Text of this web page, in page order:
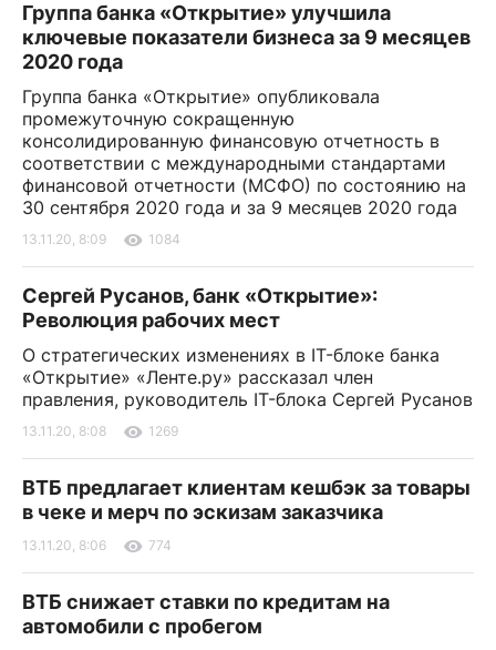
Группа банка «Открытие» улучшила
ключевые показатели бизнеса за 9 месяцев
2020 года
Группа банка «Открытие» опубликовала
промежуточную сокращенную
консолидированную финансовую отчетность в
соответствии с международными стандартами
финансовой отчетности (МСФО) по состоянию на
30 сентября 2020 года и за 9 месяцев 2020 года
13.11.20, 8:09 1084
Сергей Русанов, банк «Открытие»:
Революция рабочих мест
О стратегических изменениях в IT-блоке банка
«Открытие» «Ленте.ру» рассказал член
правления, руководитель IT-блока Сергей Русанов
13.11.20, 8:08 1269
ВТБ предлагает клиентам кешбэк за товары
в чеке и мерч по эскизам заказчика
13.11.20, 8:06 774
ВТБ снижает ставки по кредитам на
автомобили с пробегом